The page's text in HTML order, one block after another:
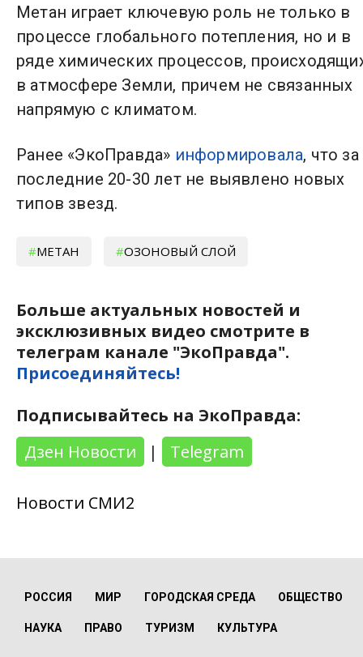
Метан играет ключевую роль не только в
процессе глобального потепления, но и в
ряде химических процессов,
в атмосфере Земли, причем не связанных
напрямую с климатом.
Ранее «ЭкоПравда» информировала, что за
последние 20-30 лет не выявлено новых
типов звезд.
МЕТАН ОЗОНОВЫЙ СЛОЙ
Больше актуальных новостей и
эксклюзивных видео смотрите в
телеграм канале "ЭкоПравда".
Присоединяйтесь!
Подписывайтесь на ЭкоПравда:
Дзен Новости
| Telegram
Новости СМИ2
РОССИЯ МИР ГОРОДСКАЯ СРЕДА ОБЩЕСТВО
НАУКА ПРАВО ТУРИЗМ КУЛЬТУРА